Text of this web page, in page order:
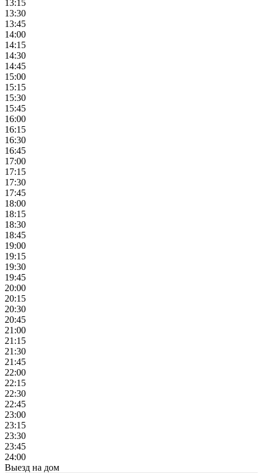
13:15
13:30
13:45
14:00
14:15
14:30
14:45
15:00
15:15
15:30
15:45
16:00
16:15
16:30
16:45
17:00
17:15
17:30
17:45
18:00
18:15
18:30
18:45
19:00
19:15
19:30
19:45
20:00
20:15
20:30
20:45
21:00
21:15
21:30
21:45
22:00
22:15
22:30
22:45
23:00
23:15
23:30
23:45
24:00
Выезд на дом